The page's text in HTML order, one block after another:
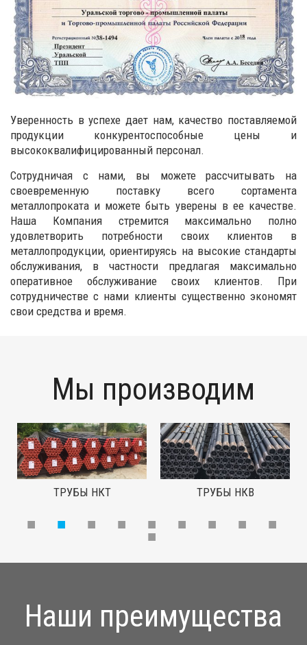
Уверенность в успехе дает нам, качество поставляемой
продукции конкурентоспособные цены и
высококвалифицированный персонал.
Сотрудничая с нами, вы можете рассчитывать на
своевременную поставку всего сортамента
металлопроката и можете быть уверены в ее качестве.
Наша Компания стремится максимально полно
удовлетворить потребности своих клиентов в
металлопродукции, ориентируясь на высокие стандарты
обслуживания, в частности предлагая максимально
оперативное обслуживание своих клиентов. При
сотрудничестве с нами клиенты существенно экономят
свои средства и время.
Мы производим
ТРУБЫ НКТ ТРУБЫ НКВ
Наши преимущества